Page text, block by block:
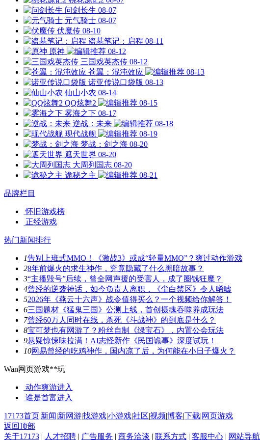
问剑长生 08-07
元气骑士 08-07
伏魔传 08-10
盗墓笔记：启程 08-11
原神
08-12
三国戏英杰传 08-12
苍翼：混沌效应
08-13
诺亚传说口袋版 08-13
仙山小农 08-14
QQ炫舞2
08-15
雾海之下 08-17
逆战：未来
08-18
现代战舰
08-19
梦战：剑之海 08-20
遮天世界 08-20
大周列国志 08-20
诡秘之主
08-21
品牌栏目
怀旧游戏榜
正经游戏
热门新闻排行
1告别上班式MMO！《激战3》或成“轻量MMO”？爽过动作游戏
28年前爆火的求生神作，究竟隐藏了什么黑暗故事？
3“主播毁号”后续，曾全网声援的受害人，成了圈钱狂魔？
4曾经的逆袭神话，如今负责人离职，《尘白禁区》令人唏嘘
52026年《燕云十六声》战令值得买么？一个视频给你解答！
6三国题材《猛鬼三国》公测上线，首创摄魂吞噬养成玩法
7曾经60万人同时在线，杀死《斗战神》的到底是什么？
8宝可梦也有网游了？粉丝自制《绿宝石》，内置公会玩法
9悬疑惊悚味拉满！AI志怪新作《民国诡事》深度试玩！
10网易曾经的吃鸡神作，国内凉了后，为何能在小日子爆火？
Wan网页游戏**玩
动作爽游进入
谁是首富进入
17173首页|新闻|新网游|找游戏|小游戏|社区|视频|博客|下载|网页游戏
返回顶部
关于17173 | 人才招聘 | 广告服务 | 商务洽谈 | 联系方式 | 客服中心 | 网站导航